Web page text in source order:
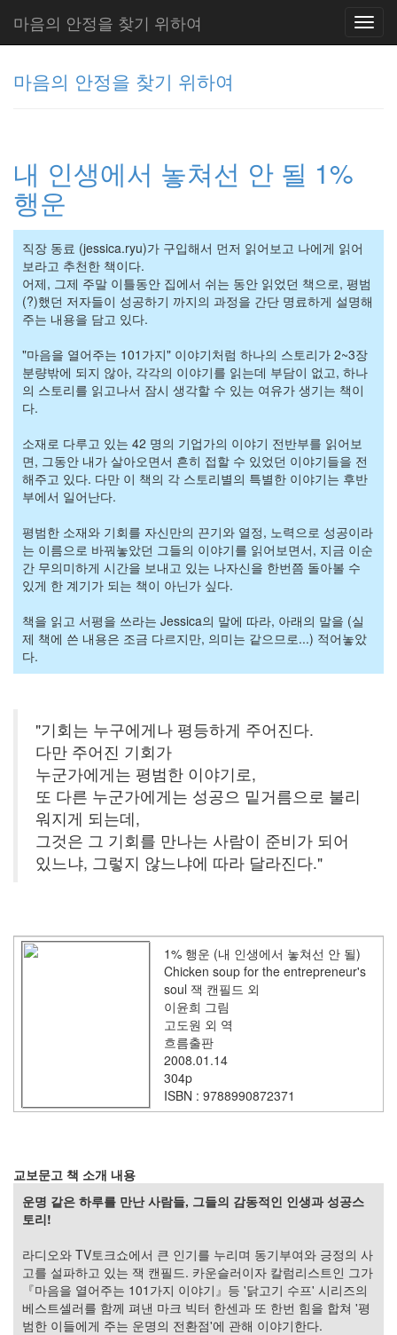
마음의 안정을 찾기 위하여
마음의 안정을 찾기 위하여
내 인생에서 놓쳐선 안 될 1%
행운
직장 동료 (jessica.ryu)가 구입해서 먼저 읽어보고 나에게 읽어
보라고 추천한 책이다.
어제, 그제 주말 이틀동안 집에서 쉬는 동안 읽었던 책으로, 평범
(?)했던 저자들이 성공하기 까지의 과정을 간단 명료하게 설명해
주는 내용을 담고 있다.
"마음을 열어주는 101가지" 이야기처럼 하나의 스토리가 2~3장
분량밖에 되지 않아, 각각의 이야기를 읽는데 부담이 없고, 하나
의 스토리를 읽고나서 잠시 생각할 수 있는 여유가 생기는 책이
다.
소재로 다루고 있는 42 명의 기업가의 이야기 전반부를 읽어보
면, 그동안 내가 살아오면서 흔히 접할 수 있었던 이야기들을 전
해주고 있다. 다만 이 책의 각 스토리별의 특별한 이야기는 후반
부에서 일어난다.
평범한 소재와 기회를 자신만의 끈기와 열정, 노력으로 성공이라
는 이름으로 바꿔놓았던 그들의 이야기를 읽어보면서, 지금 이순
간 무의미하게 시간을 보내고 있는 나자신을 한번쯤 돌아볼 수
있게 한 계기가 되는 책이 아닌가 싶다.
책을 읽고 서평을 쓰라는 Jessica의 말에 따라, 아래의 말을 (실
제 책에 쓴 내용은 조금 다르지만, 의미는 같으므로...) 적어놓았
다.
"기회는 누구에게나 평등하게 주어진다.
다만 주어진 기회가
누군가에게는 평범한 이야기로,
또 다른 누군가에게는 성공으 밑거름으로 불리
워지게 되는데,
그것은 그 기회를 만나는 사람이 준비가 되어
있느냐, 그렇지 않느냐에 따라 달라진다."
1% 행운 (내 인생에서 놓쳐선 안 될)
Chicken soup for the entrepreneur's
soul 잭 캔필드 외
이윤희 그림
고도원 외 역
흐름출판
2008.01.14
304p
ISBN : 9788990872371
교보문고 책 소개 내용
운명 같은 하루를 만난 사람들, 그들의 감동적인 인생과 성공스
토리!
라디오와 TV토크쇼에서 큰 인기를 누리며 동기부여와 긍정의 사
고를 설파하고 있는 잭 캔필드. 카운슬러이자 칼럼리스트인 그가
『마음을 열어주는 101가지 이야기』등 '닭고기 수프' 시리즈의
베스트셀러를 함께 펴낸 마크 빅터 한센과 또 한번 힘을 합쳐 '평
범한 이들에게 주는 운명의 전환점'에 관해 이야기한다.
움
(복
분
자
Cloud
주
절
주
절
Delphi
화
로
By
그
리
움
(복
분
자
주)